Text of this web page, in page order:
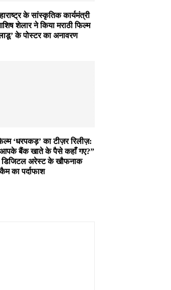
के सांस्कृतिक कार्यमंत्री
शेलार ने किया मराठी फिल्म
के पोस्टर का अनावरण
‘धरपकड़’ का टीज़र रिलीज़:
बैंक खाते के पैसे कहाँ गए?”
डिजिटल अरेस्ट के खौफनाक
का पर्दाफाश